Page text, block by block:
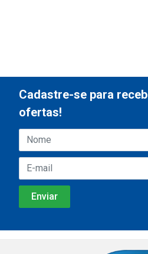
Cadastre-se para
ofertas!